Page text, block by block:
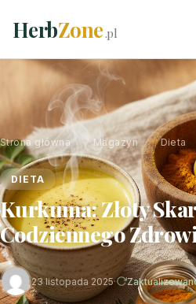
HerbZone.pl
Strona główna › Magazyn › Dieta
DIETA
Kurkuma: Złoty
Codziennego
23 listopada 2025·